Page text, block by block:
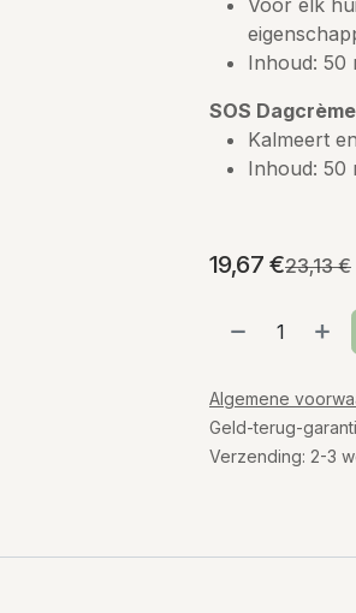
Voor elk
Inhoud: 50
SOS
Kalmeert
Inhoud: 50
19,67 €23,13€
Algemene
Geld-terug-
Verzending: 2-3